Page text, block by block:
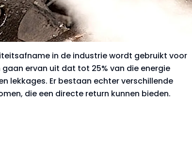
in de industrie wordt gebruikt voor
ervan uit dat tot 25% van die energie
lekkages. Er bestaan echter verschillende
die een directe return kunnen bieden.